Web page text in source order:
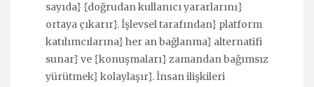
sayıda} {doğrudan kullanıcı yararlarını}
ortaya çıkarır}. İşlevsel tarafından} platform
katılımcılarına} her an bağlanma} alternatifi
sunar} ve {konuşmaları} zamandan bağımsız
yürütmek} kolaylaşır}. İnsan ilişkileri